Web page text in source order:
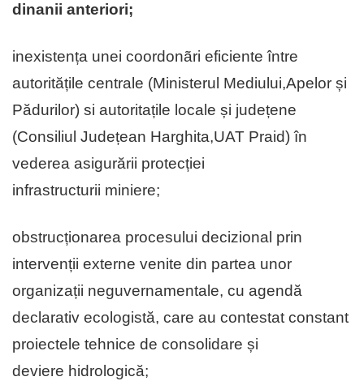
dinanii anteriori;
inexistența unei coordonãri eficiente între
autoritățile centrale (Ministerul Mediului,Apelor și
Pădurilor) si autoritațile locale și județene
(Consiliul Județean Harghita,UAT Praid) în
vederea asigurării protecției
infrastructurii miniere;
obstrucționarea procesului decizional prin
intervenții externe venite din partea unor
organizații neguvernamentale, cu agendă
declarativ ecologistă, care au contestat constant
proiectele tehnice de consolidare și
deviere hidrologică;